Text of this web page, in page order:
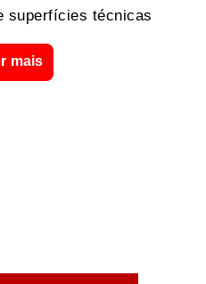
superfícies técnicas
mais